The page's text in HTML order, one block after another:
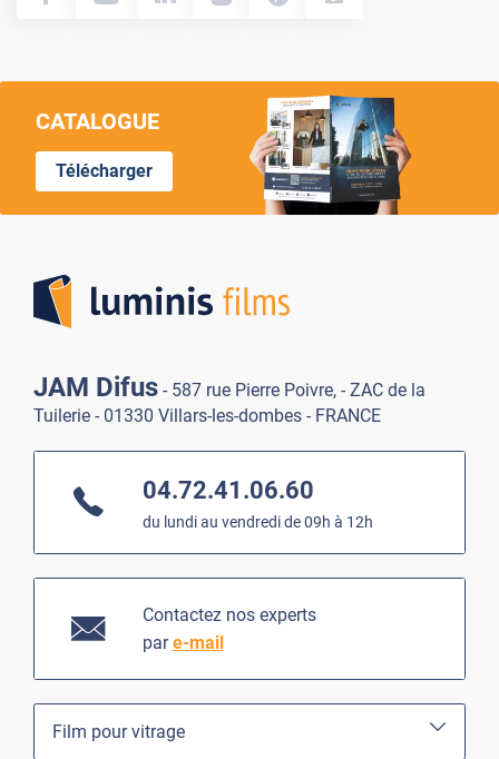
CATALOGUE
Télécharger
JAM Difus - 587 rue Pierre Poivre, - ZAC de la
Tuilerie - 01330 Villars-les-dombes - FRANCE
04.72.41.06.60
du lundi au vendredi de 09h à 12h
Contactez nos experts
pare-mail
Film pour vitrage